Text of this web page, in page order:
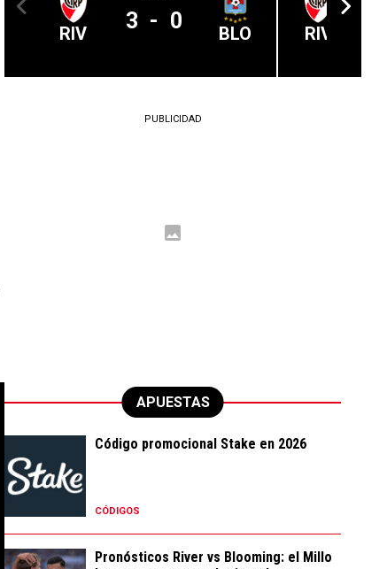
RIV 3 - 0 BLO RIV
PUBLICIDAD
APUESTAS
Código promocional Stake en 2026
CÓDIGOS
Pronósticos River vs Blooming: el Millo